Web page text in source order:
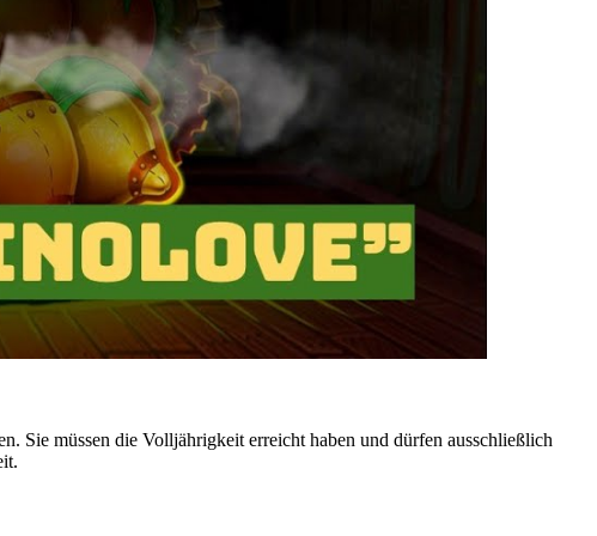
Sie müssen die Volljährigkeit erreicht haben und dürfen ausschließlich